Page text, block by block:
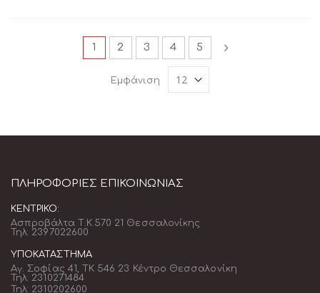
Σελίδα
Διαβάζετε αυτή τη στιγμή τη σελίδα
1 Σελίδα
2 Σελίδα
3 Σελίδα
4 Σελίδα
5 Σελίδα
Επόμενο
Εμφάνιση
ΠΛΗΡΟΦΟΡΊΕΣ ΕΠΙΚΟΙΝΩΝΊΑΣ
ΚΕΝΤΡΙΚΌ:
Ασπροβάλτα Τ.Κ.570 21 Θεσσαλονίκης
Τηλ: 2397022600
ΥΠΟΚΑΤΆΣΤΗΜΑ
Αγ. Σοφίας 41, ΤΚ 546 23 Κέντρο Θεσσαλονίκη
Τηλ: 2310271484
Τηλ: 2310202600